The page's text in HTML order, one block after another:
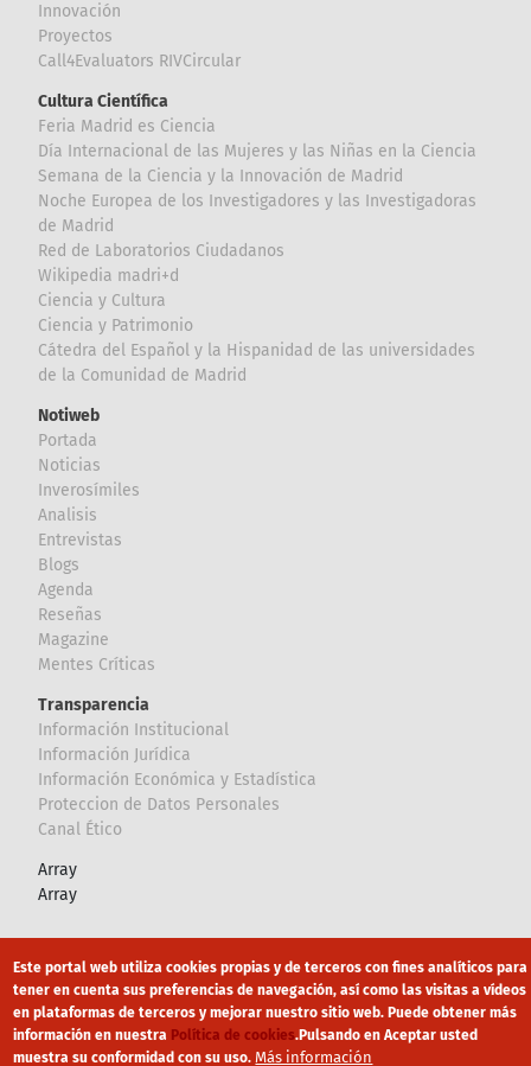
Innovación
Proyectos
Call4Evaluators RIVCircular
Cultura Científica
Feria Madrid es Ciencia
Día Internacional de las Mujeres y las Niñas en la Ciencia
Semana de la Ciencia y la Innovación de Madrid
Noche Europea de los Investigadores y las Investigadoras
de Madrid
Red de Laboratorios Ciudadanos
Wikipedia madri+d
Ciencia y Cultura
Ciencia y Patrimonio
Cátedra del Español y la Hispanidad de las universidades
de la Comunidad de Madrid
Notiweb
Portada
Noticias
Inverosímiles
Analisis
Entrevistas
Blogs
Agenda
Reseñas
Magazine
Mentes Críticas
Transparencia
Información Institucional
Información Jurídica
Información Económica y Estadística
Proteccion de Datos Personales
Canal Ético
Array
Array
Canal Ético eduroam Mapa Web
Política privacidad Política de cookies Aviso legal
Este portal web utiliza cookies propias y de terceros con fines analíticos para
tener en cuenta sus preferencias de navegación, así como las visitas a vídeos
en plataformas de terceros y mejorar nuestro sitio web. Puede obtener más
información en nuestra Política de cookies.Pulsando en Aceptar usted
muestra su conformidad con su uso. Más información